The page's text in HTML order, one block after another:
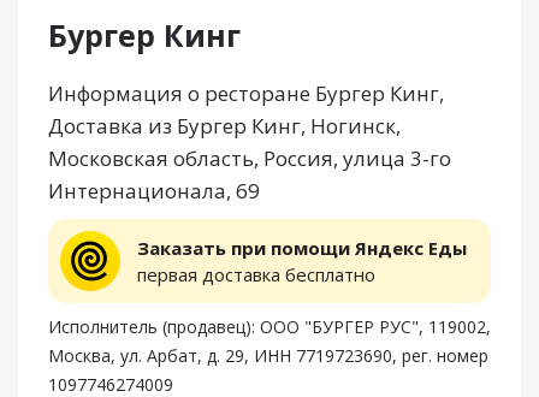
Бургер Кинг
Информация о ресторане Бургер Кинг,
Доставка из Бургер Кинг, Ногинск,
Московская область, Россия, улица 3-го
Интернационала, 69
Заказать при помощи Яндекс Еды
первая доставка бесплатно
Исполнитель (продавец): ООО "БУРГЕР РУС", 119002,
Москва, ул. Арбат, д. 29, ИНН 7719723690, рег. номер
1097746274009